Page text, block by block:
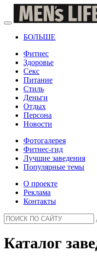
БОЛЬШЕ
Фитнес
Здоровье
Секс
Питание
Стиль
Деньги
Отдых
Персона
Новости
Фотогалерея
Фитнес-гид
Лучшие заведения
Популярные темы
О проекте
Реклама
Контакты
Каталог